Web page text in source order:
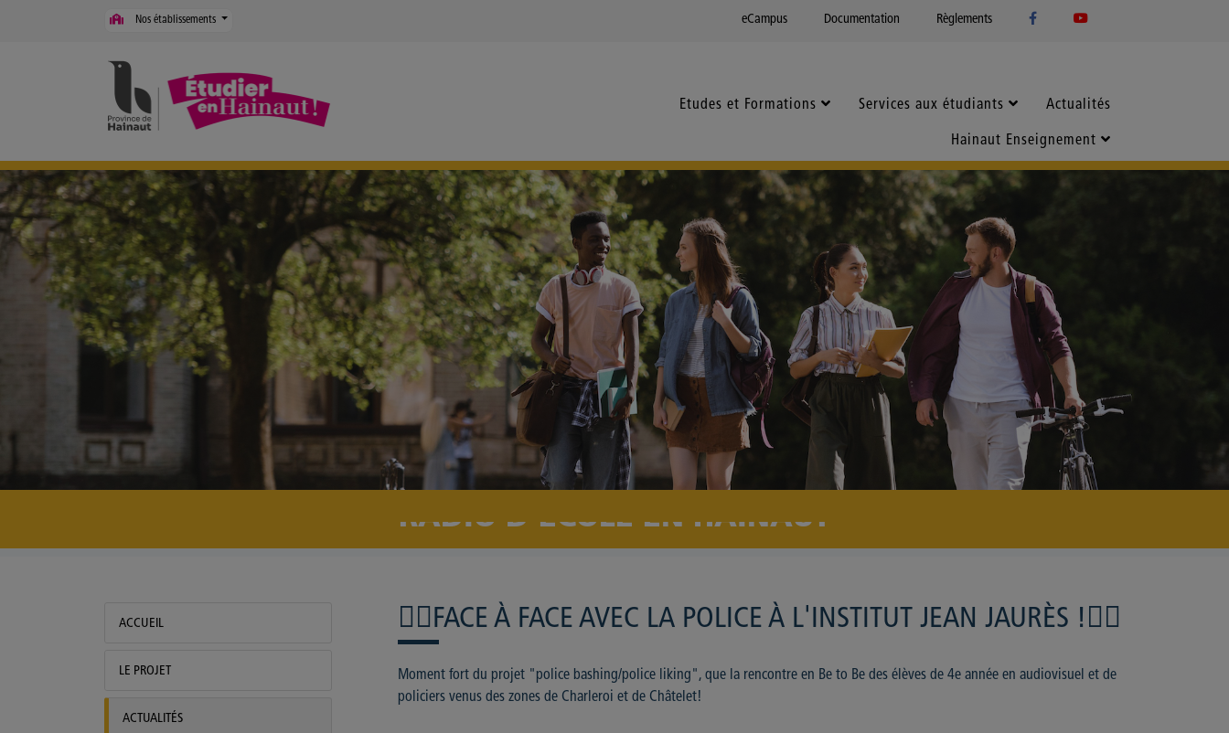
Panneau de gestion des cookies
Nos établissements eCampus Documentation Règlements
Etudes et Formations Services aux étudiants Actualités
Hainaut Enseignement
RADIO D'ECOLE EN HAINAUT
ACCUEIL
LE PROJET
ACTUALITÉS
👮‍♂️FACE À FACE AVEC LA POLICE À L'INSTITUT JEAN JAURÈS !👮‍♀️
Moment fort du projet "police bashing/police liking", que la rencontre en Be to Be des élèves de 4e année en audiovisuel et de
policiers venus des zones de Charleroi et de Châtelet!